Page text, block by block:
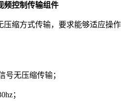
频控制传输组件
压缩方式传输，要求能够适应操
无压缩传输；
；